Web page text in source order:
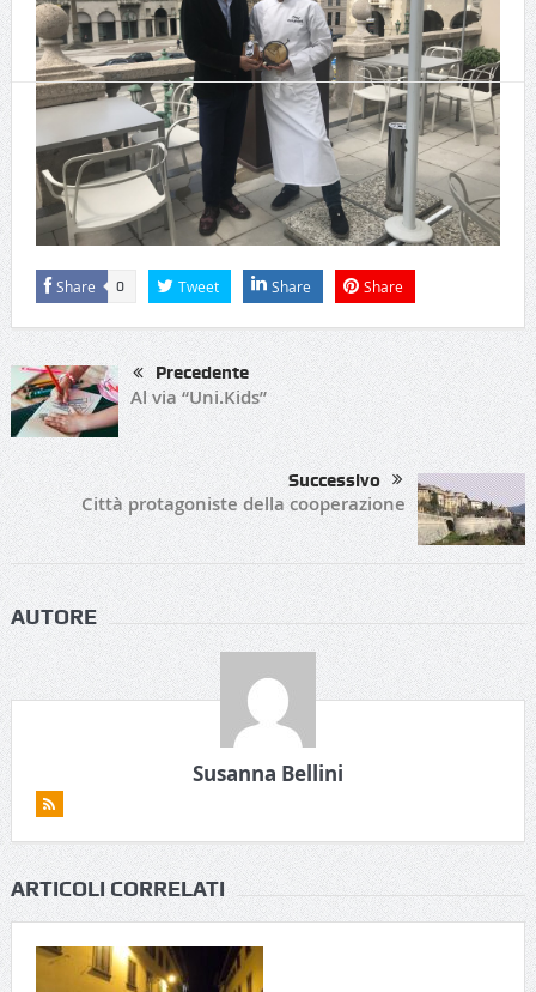
#aperitivi;
#giovedisera;
Share 0 Tweet Share Share
Precedente
Al via “Uni.Kids”
Successivo
Città protagoniste della cooperazione
AUTORE
Susanna Bellini
ARTICOLI CORRELATI